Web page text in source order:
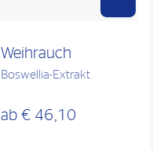
Weihrauch
Boswellia-Extrakt
ab € 46,10